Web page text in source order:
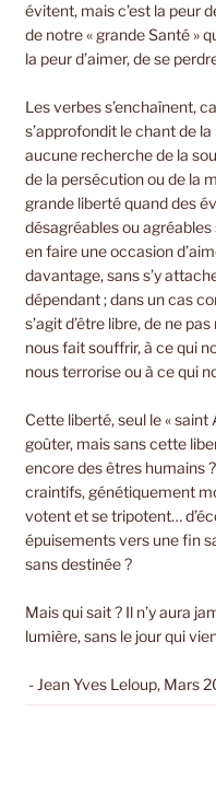
évitent, mais c’est la peur
de notre « grande Santé »
la peur d’aimer, de se
Les verbes s’enchaînent,
s’approfondit le chant de la
aucune recherche de la
de la persécution ou de la
grande liberté quand des
désagréables ou
en faire une occasion
davantage, sans s’y
dépendant ; dans un cas
s’agit d’être libre, de ne
nous fait souffrir, à ce qui
nous terrorise ou à ce qui
Cette liberté, seul le « saint
goûter, mais sans cette
encore des êtres humains
craintifs, génétiquement
votent et se tripotent…
épuisements vers une fin
sans destinée ?
Mais qui sait ? Il n’y aura
lumière, sans le jour qui
- Jean Yves Leloup, Mars